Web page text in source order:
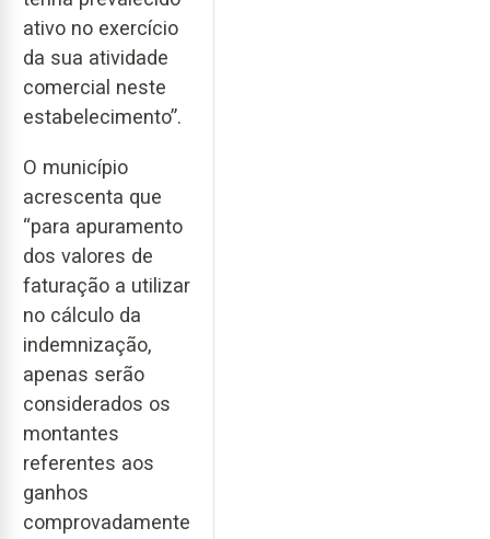
ativo no exercício
da sua atividade
comercial neste
estabelecimento”.
O município
acrescenta que
“para apuramento
dos valores de
faturação a utilizar
no cálculo da
indemnização,
apenas serão
considerados os
montantes
referentes aos
ganhos
comprovadamente